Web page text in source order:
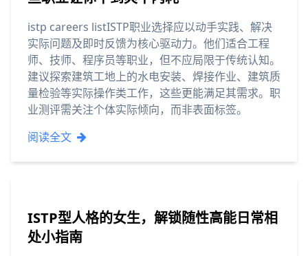
istp careers listISTP职业选择应以动手实践、解决
实际问题及即时反馈为核心驱动力。他们适合工程
师、技师、程序员等职业，但不应局限于传统认知。
建议探索建筑工地上的水电安装、焊接作业、建筑质
量检验等实际操作类工作，这些更能满足其需求。职
业测评需关注个体实际倾向，而非表面标签。
阅读全文
ISTP型人格的女生，解锁随性高能日常相
处小指南